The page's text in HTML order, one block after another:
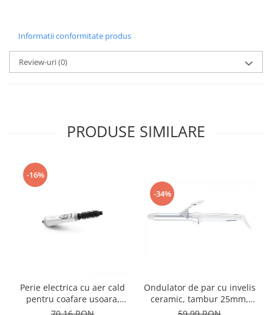
Informatii conformitate produs
Review-uri(0)
PRODUSE SIMILARE
-16%
Perie electrica cu aer cald
pentru coafare usoara,
alba, 3 niveluri de
-34%
Ondulator de par cu invelis
ceramic, tambur 25mm,
incalzire rapida pentru